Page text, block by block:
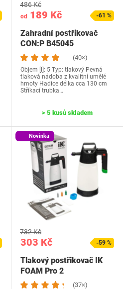
od 189 Kč
486 Kč
-61 %
Zahradní postřikovač
CON:P B45045
(40×)
Objem [l]: 5 Typ: tlakový Pevná
tlaková nádoba z kvalitní umělé
hmoty Hadice délka cca 130 cm
Stříkací trubka…
> 5 kusů skladem
Novinka
303 Kč
732 Kč
-59 %
Tlakový postřikovač IK
FOAM Pro 2
(37×)